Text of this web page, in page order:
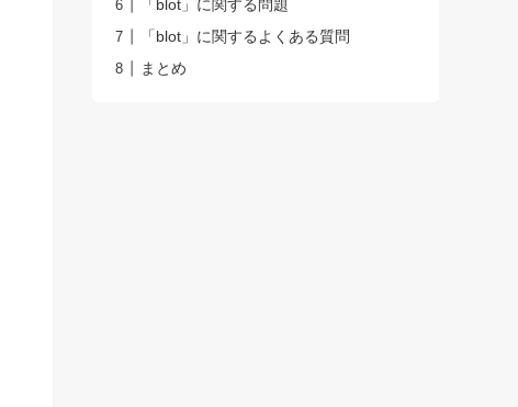
「blot」に関する問題
「blot」に関するよくある質問
まとめ